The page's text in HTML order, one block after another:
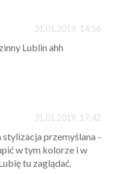
31.01.2019, 14:56
Lublin ahh
31.01.2019, 17:42
stylizacja przemyślana -
w tym kolorze i w
tu zaglądać.